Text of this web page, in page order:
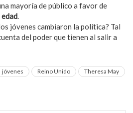
mayoría de público a favor de
.
jóvenes cambiaron la política? Tal
del poder que tienen al salir a
jóvenes Reino Unido Theresa May